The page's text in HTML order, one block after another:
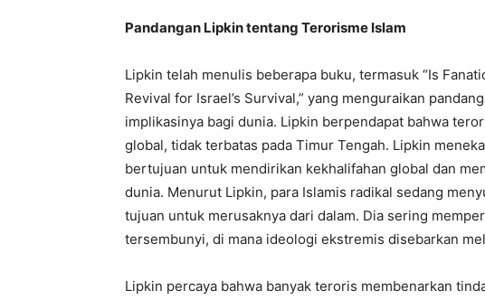
Pandangan Lipkin tentang Terorisme Islam
Lipkin telah menulis beberapa buku, termasuk “Is
Revival for Israel’s Survival,” yang menguraikan
implikasinya bagi dunia. Lipkin berpendapat bahwa
global, tidak terbatas pada Timur Tengah. Lipkin
bertujuan untuk mendirikan kekhalifahan global dan
dunia. Menurut Lipkin, para Islamis radikal sedang
tujuan untuk merusaknya dari dalam. Dia sering
tersembunyi, di mana ideologi ekstremis disebarkan
Lipkin percaya bahwa banyak teroris membenarkan